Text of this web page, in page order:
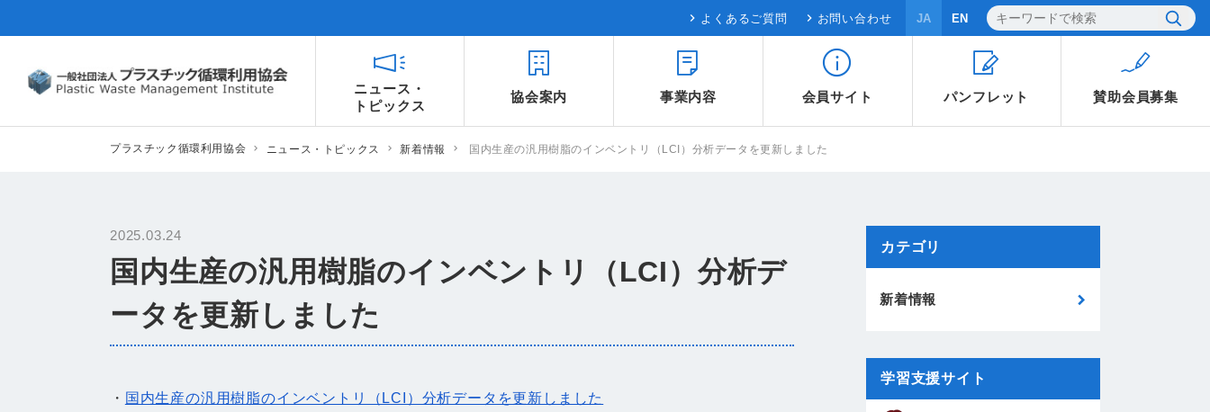
ニュース・
トピックス
協会案内 事業内容 会員サイト パンフレット 賛助会員募集
よくあるご質問 お問い合わせ JA EN
プラスチック循環利用協会 ニュース・トピックス 新着情報 国内生産の汎用樹脂のインベントリ（LCI）分析データを更新しました
2025.03.24
国内生産の汎用樹脂のインベントリ（LCI）分析デ
ータを更新しました
・ 国内生産の汎用樹脂のインベントリ（LCI）分析データを更新しました
カテゴリ
新着情報
学習支援サイト